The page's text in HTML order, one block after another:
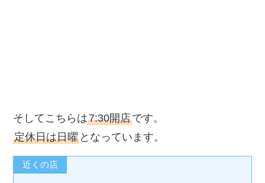
そしてこちらは7:30開店です。
定休日は日曜 となっています。
近くの店